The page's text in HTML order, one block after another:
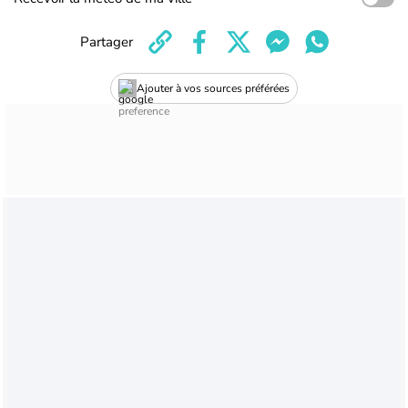
Ajouter à vos sources préférées
Partager